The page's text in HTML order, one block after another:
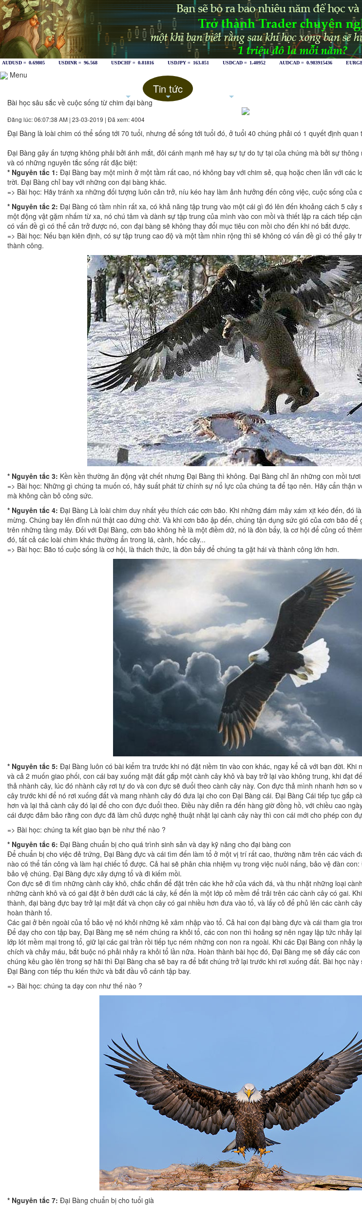
Menu
+
+
Tin tức
Bài học sâu sắc về cuộc sống từ chim đại bàng
Đăng lúc: 06:07:38 AM | 23-03-2019 | Đã xem: 4004
Đại Bàng là loài chim có thể sống tới 70 tuổi, nhưng để sống tới tuổi đó, ở tuổi 40 chúng phải có 1 quyết định quan
Đại Bàng gây ấn tượng không phải bởi ánh mắt, đôi cánh mạnh mẽ hay sự tự do tự tại của chúng mà bởi sự
và có những nguyên tắc sống rất đặc biệt:
* Nguyên tắc 1: Đại Bàng bay một mình ở một tầm rất cao, nó không bay với chim sẻ, quạ hoặc chen lẫn với các
trời. Đại Bàng chỉ bay với những con đại bàng khác.
=> Bài học: Hãy tránh xa những đối tượng luôn cản trở, níu kéo hay làm ảnh hưởng đến công việc, cuộc sống của
* Nguyên tắc 2: Đại Bàng có tầm nhìn rất xa, có khả năng tập trung vào một cái gì đó lên đến khoảng cách 5 cây
một động vật gặm nhấm từ xa, nó chú tâm và dành sự tập trung của mình vào con mồi và thiết lập ra cách tiếp
có vấn đề gì có thể cản trở được nó, con đại bàng sẽ không thay đổi mục tiêu con mồi cho đến khi nó bắt được.
=> Bài học: Nếu bạn kiên định, có sự tập trung cao độ và một tầm nhìn rộng thì sẽ không có vấn đề gì có thể gây
thành công.
* Nguyên tắc 3: Kền kền thường ăn động vật chết nhưng Đại Bàng thì không. Đại Bàng chỉ ăn những con mồi
=> Bài học: Những gì chúng ta muốn có, hãy suất phát từ chính sự nổ lực của chúng ta để tạo nên. Hãy cẩn thận
mà không cần bỏ công sức.
* Nguyên tắc 4: Đại Bàng Là loài chim duy nhất yêu thích các cơn bão. Khi những đám mây xám xịt kéo đến, đó
mừng. Chúng bay lên đỉnh núi thật cao đứng chờ. Và khi cơn bão ập đến, chúng tận dụng sức gió của cơn bão để
trên những tầng mây. Đối với Đại Bàng, cơn bão không hề là một điềm dữ, nó là đòn bẩy, là cơ hội để củng cố
đó, tất cả các loài chim khác thường ẩn trong lá, cành, hốc cây...
=> Bài học: Bão tố cuộc sống là cơ hội, là thách thức, là đòn bẩy để chúng ta gặt hái và thành công lớn hơn.
* Nguyên tắc 5: Đại Bàng luôn có bài kiểm tra trước khi nó đặt niềm tin vào con khác, ngay kể cả với bạn đời. Khi
và cả 2 muốn giao phối, con cái bay xuống mặt đất gắp một cành cây khô và bay trở lại vào không trung, khi đạt
thả nhành cây, lúc đó nhành cây rơi tự do và con đực sẽ đuổi theo cành cây này. Con đực thả mình nhanh hơn so
cây trước khi để nó rơi xuống đất và mang nhành cây đó đưa lại cho con Đại Bàng cái. Đại Bàng Cái tiếp tục gắp
hơn và lại thả cành cây đó lại để cho con đực đuổi theo. Điều này diễn ra đến hàng giờ đồng hồ, với chiều cao
cái được đảm bảo rằng con đực đã làm chủ được nghệ thuật nhặt lại cành cây này thì con cái mới cho phép con
=> Bài học: chúng ta kết giao bạn bè như thế nào ?
* Nguyên tắc 6: Đại Bàng chuẩn bị cho quá trình sinh sản và dạy kỹ năng cho đại bàng con
Để chuẩn bị cho việc đẻ trứng, Đại Bàng đực và cái tìm đến làm tổ ở một vị trí rất cao, thường nằm trên các vách
nào có thể tấn công và làm hại chiếc tổ được. Cả hai sẽ phân chia nhiệm vụ trong việc nuôi nấng, bảo vệ đàn
bảo vệ chúng. Đại Bàng đực xây dựng tổ và đi kiếm mồi.
Con đực sẽ đi tìm những cành cây khô, chắc chắn để đặt trên các khe hở của vách đá, và thu nhặt những loại
những cành khô và có gai đặt ở bên dưới các lá cây, kế đến là một lớp cỏ mềm để trải trên các cành cây có gai.
thành, đại bàng đực bay trở lại mặt đất và chọn cây có gai nhiều hơn đưa vào tổ, và lấy cỏ để phủ lên các cành
hoàn thành tổ.
Các gai ở bên ngoài của tổ bảo vệ nó khỏi những kẻ xâm nhập vào tổ. Cả hai con đại bàng đực và cái tham gia
Để dạy cho con tập bay, Đại Bàng mẹ sẽ ném chúng ra khỏi tổ, các con non thì hoảng sợ nên ngay lập tức nhảy
lớp lót mềm mại trong tổ, giữ lại các gai trần rồi tiếp tục ném những con non ra ngoài. Khi các Đại Bàng con nhảy
chích và chảy máu, bắt buộc nó phải nhảy ra khỏi tổ lần nữa. Hoàn thành bài học đó, Đại Bàng mẹ sẽ đẩy các
chúng kêu gào lên trong sợ hãi thì Đại Bàng cha sẽ bay ra để bắt chúng trở lại trước khi rơi xuống đất. Bài học
Đại Bàng con tiếp thu kiến thức và bắt đầu vỗ cánh tập bay.
=> Bài học: chúng ta dạy con như thế nào ?
* Nguyên tắc 7: Đại Bàng chuẩn bị cho tuổi già